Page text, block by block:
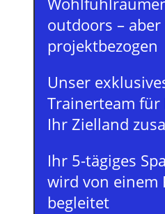
outdoors –
projektbezogen
Unser
Trainerteam
Ihr Zielland
Ihr 5-tägiges
wird von einem
begleitet